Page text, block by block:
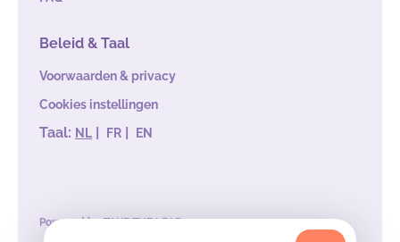
Beleid & Taal
Voorwaarden & privacy
Cookies instellingen
Taal: NL | FR | EN
Powered byTAKE THE LEAD